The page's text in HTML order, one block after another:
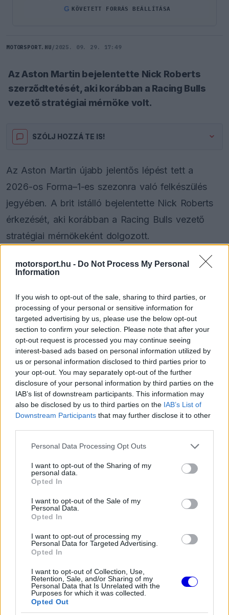
motorsport.hu - Do Not Process My Personal
Information
If you wish to opt-out of the sale, sharing to third parties, or
processing of your personal or sensitive information for
targeted advertising by us, please use the below opt-out
section to confirm your selection. Please note that after your
opt-out request is processed you may continue seeing
interest-based ads based on personal information utilized by
us or personal information disclosed to third parties prior to
your opt-out. You may separately opt-out of the further
disclosure of your personal information by third parties on the
IAB’s list of downstream participants. This information may
also be disclosed by us to third parties on the IAB’s List of
Downstream Participants that may further disclose it to other
Please note that this website/app uses one or more Google
not limited to your visit or usage behaviour. You may click to
grant or deny consent to Google and its third-party tags to
use your data for below specified purposes in below Google
consent section.
Personal Data Processing Opt Outs
I want to opt-out of the Sharing of my
personal data.
Opted In
I want to opt-out of the Sale of my
Personal Data.
Opted In
I want to opt-out of processing my
Personal Data for Targeted Advertising.
Opted In
I want to opt-out of Collection, Use,
Retention, Sale, and/or Sharing of my
Personal Data that Is Unrelated with the
Purposes for which it was collected.
Opted Out
G KÖVETETT FORRÁS BEÁLLÍTÁSA
MOTORSPORT.HU / 2025. 09. 29. 17:49
Az Aston Martin bejelentette Nick Roberts
szerződtetését, aki korábban a Racing Bulls
vezető stratégiai mérnöke volt.
SZÓLJ HOZZÁ TE IS!
Az Aston Martin újabb jelentős lépést tett a
2026-os Forma–1-es szezonra való felkészülés
jegyében. A brit istálló bejelentette Nick Roberts
érkezését, aki korábban a Racing Bulls vezető
stratégiai mérnökeként dolgozott.
A jelenleg a konstruktőri bajnokság hetedik helyén
eszközöl a jövő évi szezonra készülve. Roberts
közösségi média oldalán erősítette meg korai
távozását a Racing Bullstól: "Bár idő előtt ért
véget a korszakom a Racing Bullsnál, most
először nyílik lehetőségem tíz év után arra, hogy
egyszerű szurkolóként kövessem nyomon a
középmezőny csatáját a szezon hátralévő
részében."
loading.
modal
window.
the server or network failed or because the format
A szakember azt is elárulta, hogy csak 2026-ban
tér vissza a versenypályákra, addig pedig
szeretne egy kis időt távol tölteni a paddocktól.